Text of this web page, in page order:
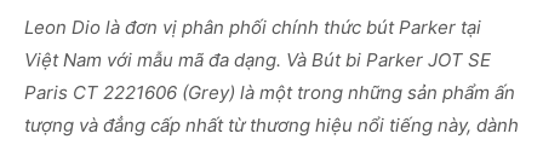
Leon Dio là đơn vị phân phối chính thức bút Parker tại
Việt Nam với mẫu mã đa dạng. Và Bút bi Parker JOT SE
Paris CT 2221606 (Grey) là một trong những sản phẩm ấn
tượng và đẳng cấp nhất từ thương hiệu nổi tiếng này, dành